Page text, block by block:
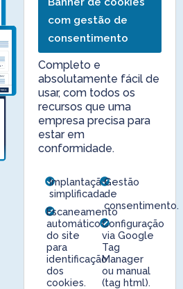
com gestão de
consentimento
Completo e
absolutamente fácil de
usar, com todos os
recursos que uma
empresa precisa para
estar em
conformidade.
Implantação
simplificada.
Escaneamento
automático
do site
para
identificação
dos
cookies.
Gestão
de
consentimento.
Configuração
via Google
Tag
Manager
ou manual
(tag html).